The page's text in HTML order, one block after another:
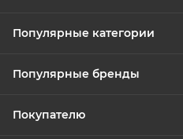
Популярные категории
Популярные бренды
Покупателю